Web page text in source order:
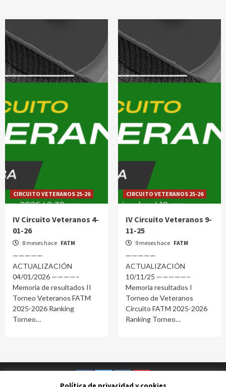
CIRCUITO VETERANOS 25-26
IV Circuito Veteranos 4-
01-26
8 meses hace FATM
—————
ACTUALIZACIÓN
04/01/2026 ————–
Memoria de resultados II
Torneo Veteranos FATM
2025-2026 Ranking
Torneo
CIRCUITO VETERANOS 25-26
IV Circuito Veteranos 9-
11-25
9 meses hace FATM
—————
ACTUALIZACIÓN
10/11/25 —————–
Memoria resultados I
Torneo de Veteranos
Circuito FATM 2025-2026
Ranking Torneo